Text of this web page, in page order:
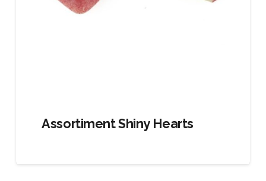
Assortiment Shiny Hearts